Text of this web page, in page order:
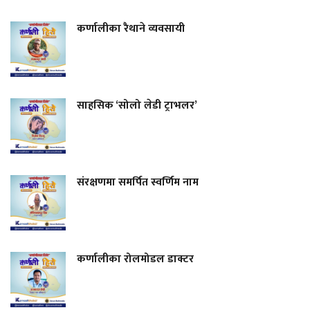
कर्णालीका रैथाने व्यवसायी
साहसिक ‘सोलो लेडी ट्राभलर’
संरक्षणमा समर्पित स्वर्णिम नाम
कर्णालीका रोलमोडल डाक्टर